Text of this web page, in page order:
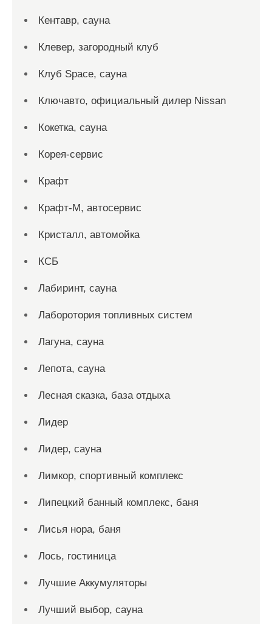
Кентавр, сауна
Клевер, загородный клуб
Клуб Space, сауна
Ключавто, официальный дилер Nissan
Кокетка, сауна
Корея-сервис
Крафт
Крафт-М, автосервис
Кристалл, автомойка
КСБ
Лабиринт, сауна
Лаборотория топливных систем
Лагуна, сауна
Лепота, сауна
Лесная сказка, база отдыха
Лидер
Лидер, сауна
Лимкор, спортивный комплекс
Липецкий банный комплекс, баня
Лисья нора, баня
Лось, гостиница
Лучшие Аккумуляторы
Лучший выбор, сауна